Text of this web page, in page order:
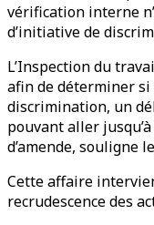
vérification interne
d’initiative de
L’Inspection du
afin de déterminer
discrimination, un
pouvant aller
d’amende, souligne
Cette affaire
recrudescence des